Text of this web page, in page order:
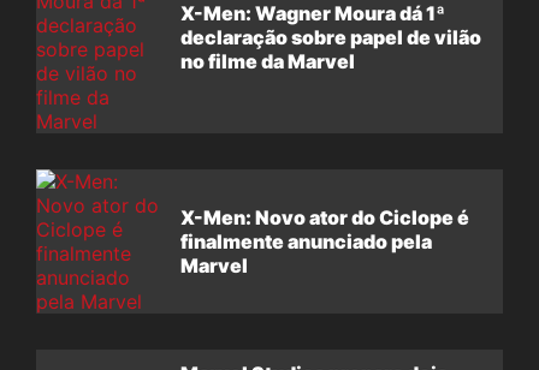
X-Men: Wagner Moura dá 1ª
declaração sobre papel de vilão
no filme da Marvel
X-Men: Novo ator do Ciclope é
finalmente anunciado pela
Marvel